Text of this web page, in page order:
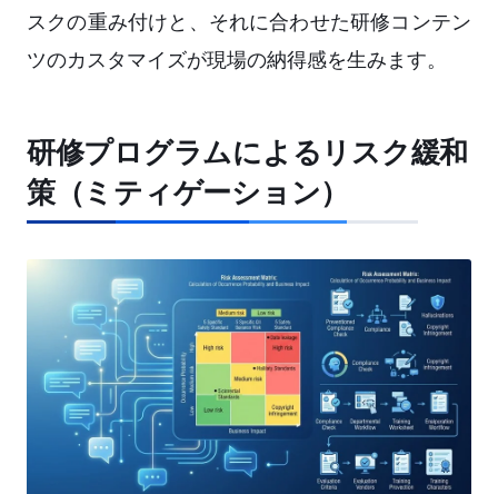
スクの重み付けと、それに合わせた研修コンテン
ツのカスタマイズが現場の納得感を生みます。
研修プログラムによるリスク緩和
策（ミティゲーション）